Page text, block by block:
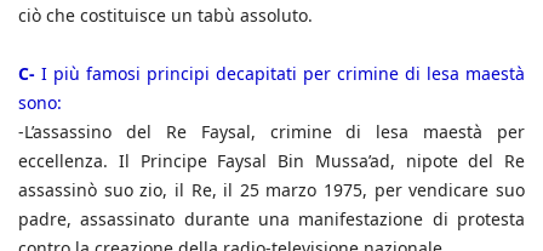
ciò che costituisce un tabù assoluto.
C- I più famosi principi decapitati per crimine di lesa maestà
sono:
-L’assassino del Re Faysal, crimine di lesa maestà per
eccellenza. Il Principe Faysal Bin Mussa’ad, nipote del Re
assassinò suo zio, il Re, il 25 marzo 1975, per vendicare suo
padre, assassinato durante una manifestazione di protesta